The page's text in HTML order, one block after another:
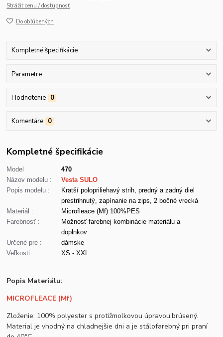
Strážiť cenu / dostupnosť
Do obľúbených
Kompletné špecifikácie
Parametre
Hodnotenie 0
Komentáre 0
Kompletné špecifikácie
Model
470
Názov modelu :
Vesta SULO
Popis modelu :
Kratší polopriliehavý strih, predný a zadný diel
prestrihnutý, zapínanie na zips, 2 bočné vrecká
Materiál :
Microfleace (Mf) 100%PES
Farebnosť :
Možnosť farebnej kombinácie materiálu a
doplnkov
Určené pre :
dámske
Veľkosti :
XS - XXL
Popis Materiálu:
MICROFLEACE (Mf)
Zloženie: 100% polyester s protižmolkovou úpravou,brúsený.
Material je vhodný na chladnejšie dni a je stálofarebný pri praní